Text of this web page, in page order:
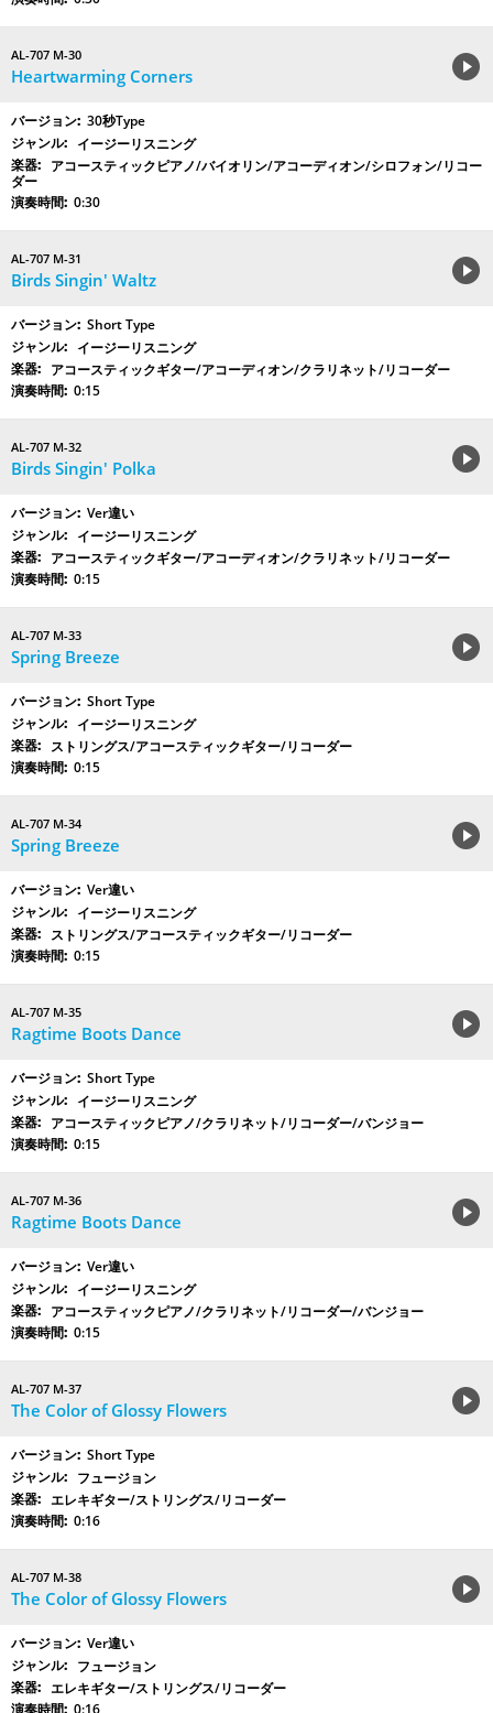
AL-707 M-30
Heartwarming Corners
30秒Type
イージーリスニング
アコースティックピアノ/バイオリン/アコーディオン/シロフォン/リコー
ダー
0:30
AL-707 M-31
Birds Singin' Waltz
Short Type
イージーリスニング
アコースティックギター/アコーディオン/クラリネット/リコーダー
0:15
AL-707 M-32
Birds Singin' Polka
Ver違い
イージーリスニング
アコースティックギター/アコーディオン/クラリネット/リコーダー
0:15
AL-707 M-33
Spring Breeze
Short Type
イージーリスニング
ストリングス/アコースティックギター/リコーダー
0:15
AL-707 M-34
Spring Breeze
Ver違い
イージーリスニング
ストリングス/アコースティックギター/リコーダー
0:15
AL-707 M-35
Ragtime Boots Dance
Short Type
イージーリスニング
アコースティックピアノ/クラリネット/リコーダー/バンジョー
0:15
AL-707 M-36
Ragtime Boots Dance
Ver違い
イージーリスニング
アコースティックピアノ/クラリネット/リコーダー/バンジョー
0:15
AL-707 M-37
The Color of Glossy Flowers
Short Type
フュージョン
エレキギター/ストリングス/リコーダー
0:16
AL-707 M-38
The Color of Glossy Flowers
Ver違い
フュージョン
エレキギター/ストリングス/リコーダー